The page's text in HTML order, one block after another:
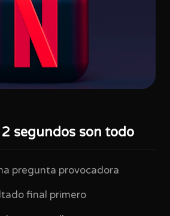
segundos son todo
pregunta provocadora
final primero